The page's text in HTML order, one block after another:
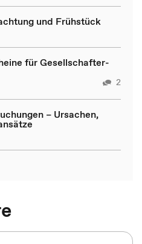
und Frühstück
für Gesellschafter-
2
– Ursachen,